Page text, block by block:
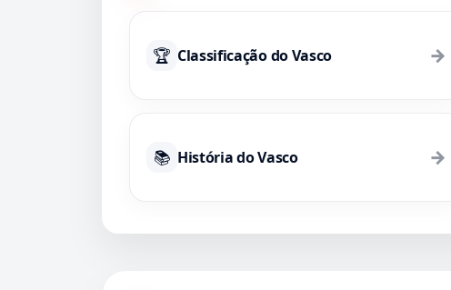
🏆 Classificação do Vasco →
📚 História do Vasco →